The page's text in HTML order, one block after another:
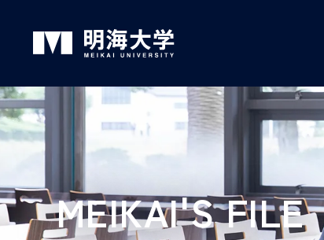
グ
ロ
ー
ル
ナ
ビ
本
文
へ
ロ
ー
カ
ナ
ビ
ゲ
フ
ッ
タ
へ
MEIKAI'S FILE